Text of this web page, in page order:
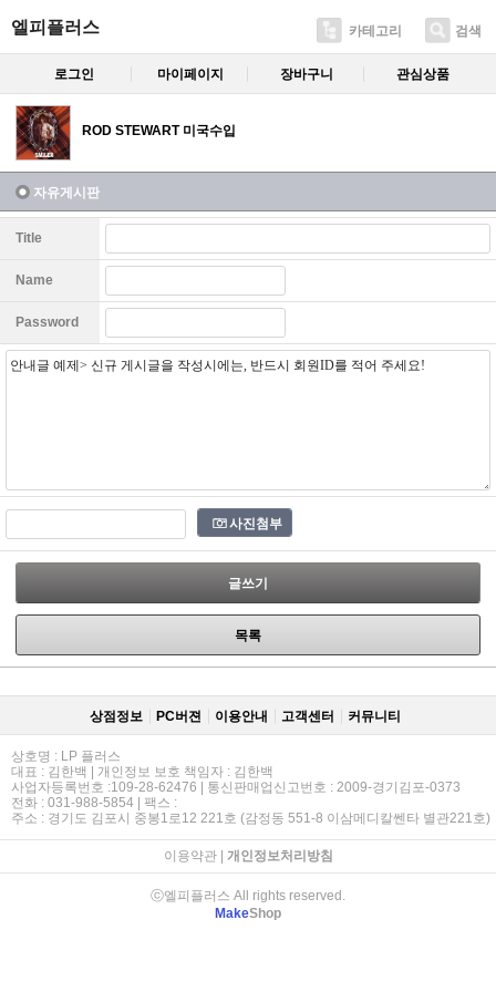
엘피플러스 카테고리 검색
로그인 마이페이지 장바구니 관심상품
ROD STEWART 미국수입
자유게시판
Title
Name
Password
사진첨부
글쓰기
목록
상점정보 PC버젼 이용안내 고객센터 커뮤니티
상호명 : LP 플러스
대표 : 김한백 | 개인정보 보호 책임자 : 김한백
사업자등록번호 :109-28-62476 | 통신판매업신고번호 : 2009-경기김포-0373
전화 : 031-988-5854 | 팩스 :
주소 : 경기도 김포시 중봉1로12 221호 (감정동 551-8 이삼메디칼쎈타 별관221호)
이용약관| 개인정보처리방침
ⓒ엘피플러스 All rights reserved.
MakeShop